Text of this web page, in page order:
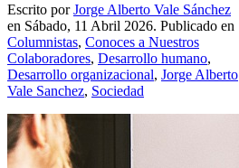
Escrito porJorge Alberto Vale Sánchez
en Sábado, 11 Abril 2026. Publicado en
Columnistas, Conoces a Nuestros
Colaboradores, Desarrollo humano,
Desarrollo organizacional, Jorge Alberto
Vale Sanchez, Sociedad